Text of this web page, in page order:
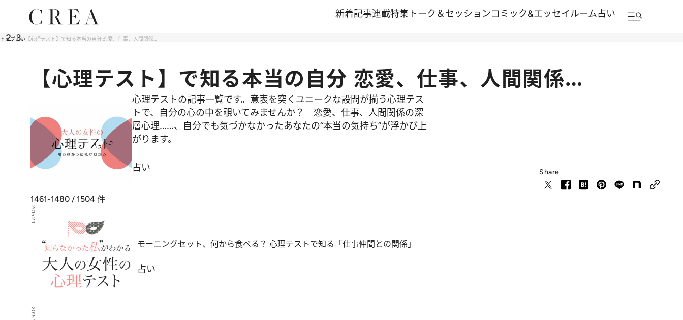
新着記事連載特集 トーク＆セッションコミック&エッセイルーム占い
トップ占い 【心理テスト】で知る本当の自分 恋愛、仕事、人間関係…
【心理テスト】で知る本当の自分 恋愛、仕事、人間関係…
心理テストの記事一覧です。意表を突くユニークな設問が揃う心理テス
トで、自分の心の中を覗いてみませんか？ 恋愛、仕事、人間関係の深
層心理……、自分でも気づかなかったあなたの“本当の気持ち”が浮かび上
がります。
占い Share
1461-1480 / 1504 件
2015.2.1
モーニングセット、何から食べる？ 心理テストで知る「仕事仲間との関係」
占い